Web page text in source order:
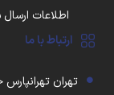
اطلاعات
ارتباط با ما
تهران تهرانپارس